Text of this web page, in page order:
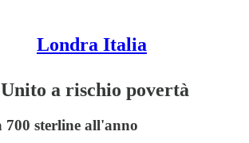
Londra Italia
a rischio povertà
sterline all'anno